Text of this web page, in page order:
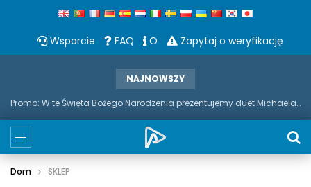
Wsparcie FAQ O Zapytaj o weryfikację
NAJNOWSZY
Promo: W te Święta Bożego Narodzenia prezentujemy duet Michaela Bubble'a i saksofonu
Dom SKLEP